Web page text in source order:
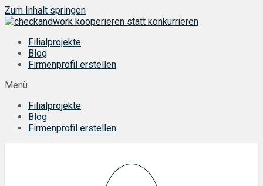
Zum Inhalt springen
Filialprojekte
Blog
Firmenprofil erstellen
Menü
Filialprojekte
Blog
Firmenprofil erstellen